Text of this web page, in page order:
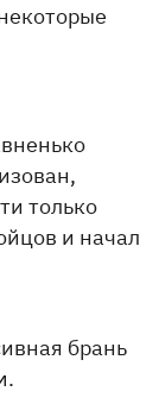
только
и начал
брань